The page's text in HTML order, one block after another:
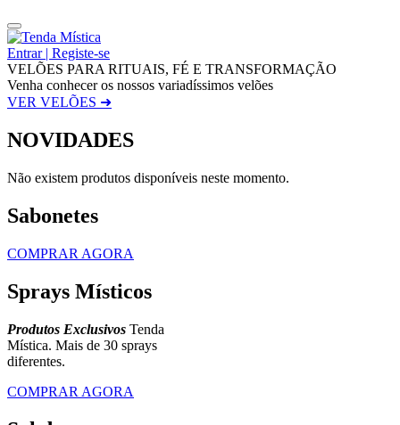
Entrar | Registe-se
VELÕES PARA RITUAIS, FÉ E TRANSFORMAÇÃO
Venha conhecer os nossos variadíssimos velões
VER VELÕES ➜
NOVIDADES
Não existem produtos disponíveis neste momento.
Sabonetes
COMPRAR AGORA
Sprays Místicos
Produtos Exclusivos Tenda
Mística. Mais de 30 sprays
diferentes.
COMPRAR AGORA